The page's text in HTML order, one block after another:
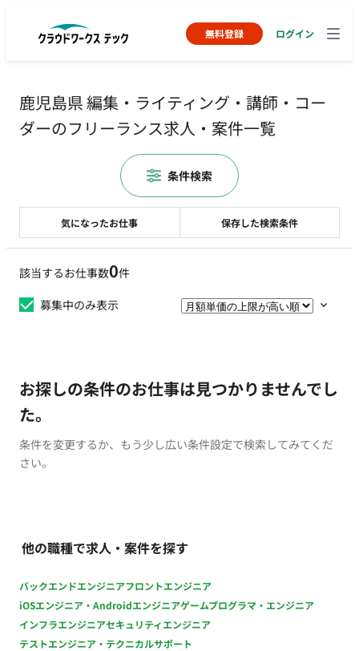
無料登録 ログイン
鹿児島県 編集・ライティング・講師・コー
ダーのフリーランス求人・案件一覧
該当するお仕事数0件
募集中のみ表示
お探しの条件のお仕事は見つかりませんでし
た。
条件を変更するか、もう少し広い条件設定で検索してみてくだ
さい。
他の職種で求人・案件を探す
バックエンドエンジニアフロントエンジニア
iOSエンジニア・Androidエンジニアゲームプログラマ・エンジニア
インフラエンジニアセキュリティエンジニア
テストエンジニア・テクニカルサポート
気になったお仕事 保存した検索条件
条件検索